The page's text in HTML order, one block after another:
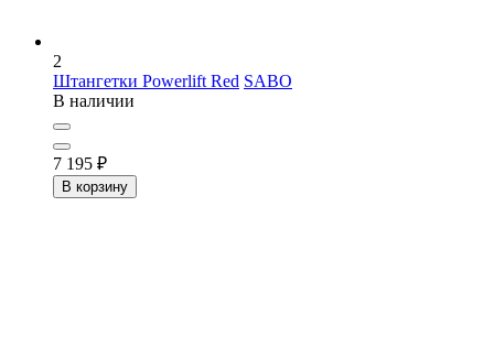
2
Штангетки Powerlift Red SABO
В наличии
7 195 ₽
В корзину